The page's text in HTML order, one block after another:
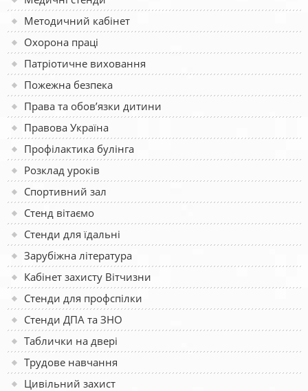
Методичний кабінет
Охорона праці
Патріотичне виховання
Пожежна безпека
Права та обов’язки дитини
Правова Україна
Профілактика булінга
Розклад уроків
Спортивний зал
Стенд вітаємо
Стенди для їдальні
Зарубіжна література
Кабінет захисту Вітчизни
Стенди для профспілки
Стенди ДПА та ЗНО
Таблички на двері
Трудове навчання
Цивільний захист